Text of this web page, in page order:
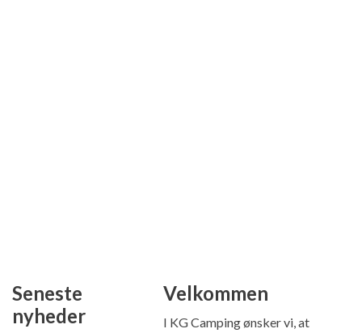
Seneste
nyheder
Velkommen
I KG Camping ønsker vi, at